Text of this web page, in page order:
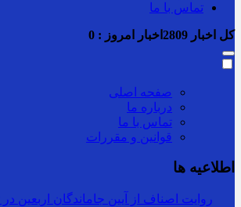
تماس با ما
کل اخبار اخبار امروز : 0
صفحه اصلی
درباره ما
تماس با ما
قوانین و مقررات
اطلاعیه ها
روایت اصناف از آیین جاماندگان اربعین